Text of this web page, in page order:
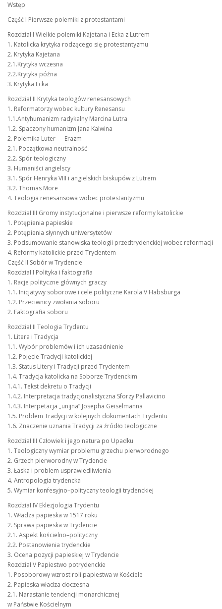
Wstęp
Część I Pierwsze polemiki z protestantami
Rozdział I Wielkie polemiki Kajetana i Ecka z Lutrem
1. Katolicka krytyka rodzącego się protestantyzmu
2. Krytyka Kajetana
2.1.Krytyka wczesna
2.2.Krytyka późna
3. Krytyka Ecka
Rozdział II Krytyka teologów renesansowych
1. Reformatorzy wobec kultury Renesansu
1.1.Antyhumanizm radykalny Marcina Lutra
1.2. Spaczony humanizm Jana Kalwina
2. Polemika Luter — Erazm
2.1. Początkowa neutralność
2.2. Spór teologiczny
3. Humaniści angielscy
3.1. Spór Henryka VIII i angielskich biskupów z Lutrem
3.2. Thomas More
4. Teologia renesansowa wobec protestantyzmu
Rozdział III Gromy instytucjonalne i pierwsze reformy katolickie
1. Potępienia papieskie
2. Potępienia słynnych uniwersytetów
3. Podsumowanie stanowiska teologii przedtrydenckiej wobec reformacji
4. Reformy katolickie przed Trydentem
Część II Sobór w Trydencie
Rozdział I Polityka i faktografia
1. Racje polityczne głównych graczy
1.1. Inicjatywy soborowe i cele polityczne Karola V Habsburga
1.2. Przeciwnicy zwołania soboru
2. Faktografia soboru
Rozdział II Teologia Trydentu
1. Litera i Tradycja
1.1. Wybór problemów i ich uzasadnienie
1.2. Pojęcie Tradycji katolickiej
1.3. Status Litery i Tradycji przed Trydentem
1.4. Tradycja katolicka na Soborze Trydenckim
1.4.1. Tekst dekretu o Tradycji
1.4.2. Interpretacja tradycjonalistyczna Sforzy Pallavicino
1.4.3. Interpetacja „unijna” Josepha Geiselmanna
1.5. Problem Tradycji w kolejnych dokumentach Trydentu
1.6. Znaczenie uznania Tradycji za źródło teologiczne
Rozdział III Człowiek i jego natura po Upadku
1. Teologiczny wymiar problemu grzechu pierworodnego
2. Grzech pierworodny w Trydencie
3. Łaska i problem usprawiedliwienia
4. Antropologia trydencka
5. Wymiar konfesyjno–polityczny teologii trydenckiej
Rozdział IV Eklezjologia Trydentu
1. Władza papieska w 1517 roku
2. Sprawa papieska w Trydencie
2.1. Aspekt kościelno–polityczny
2.2. Postanowienia trydenckie
3. Ocena pozycji papieskiej w Trydencie
Rozdział V Papiestwo potrydenckie
1. Posoborowy wzrost roli papiestwa w Kościele
2. Papieska władza doczesna
2.1. Narastanie tendencji monarchicznej
w Państwie Kościelnym